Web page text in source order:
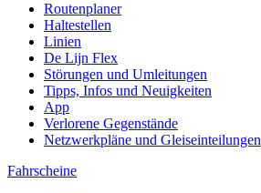
Routenplaner
Haltestellen
Linien
De Lijn Flex
Störungen und Umleitungen
Tipps, Infos und Neuigkeiten
App
Verlorene Gegenstände
Netzwerkpläne und Gleiseinteilungen
Fahrscheine